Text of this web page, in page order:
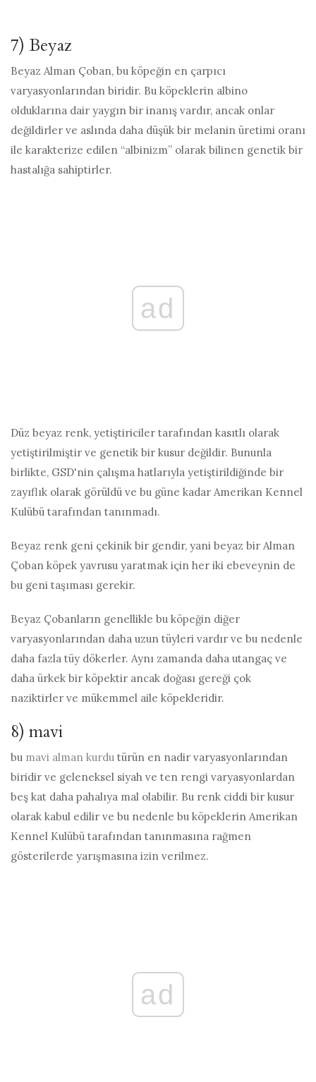
7) Beyaz
Beyaz Alman Çoban, bu köpeğin en çarpıcı
varyasyonlarından biridir. Bu köpeklerin albino
olduklarına dair yaygın bir inanış vardır, ancak onlar
değildirler ve aslında daha düşük bir melanin üretimi oranı
ile karakterize edilen “albinizm” olarak bilinen genetik bir
hastalığa sahiptirler.
ad
Düz beyaz renk, yetiştiriciler tarafından kasıtlı olarak
yetiştirilmiştir ve genetik bir kusur değildir. Bununla
birlikte, GSD'nin çalışma hatlarıyla yetiştirildiğinde bir
zayıflık olarak görüldü ve bu güne kadar Amerikan Kennel
Kulübü tarafından tanınmadı.
Beyaz renk geni çekinik bir gendir, yani beyaz bir Alman
Çoban köpek yavrusu yaratmak için her iki ebeveynin de
bu geni taşıması gerekir.
Beyaz Çobanların genellikle bu köpeğin diğer
varyasyonlarından daha uzun tüyleri vardır ve bu nedenle
daha fazla tüy dökerler. Aynı zamanda daha utangaç ve
daha ürkek bir köpektir ancak doğası gereği çok
naziktirler ve mükemmel aile köpekleridir.
8) mavi
bu mavi alman kurdu türün en nadir varyasyonlarından
biridir ve geleneksel siyah ve ten rengi varyasyonlardan
beş kat daha pahalıya mal olabilir. Bu renk ciddi bir kusur
olarak kabul edilir ve bu nedenle bu köpeklerin Amerikan
Kennel Kulübü tarafından tanınmasına rağmen
gösterilerde yarışmasına izin verilmez.
ad